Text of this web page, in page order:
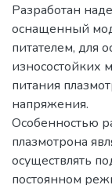
Разработан
оснащенный
питателем, для
износостойких
питания
напряжения.
Особенностью
плазмотрона
осуществлять
постоянном